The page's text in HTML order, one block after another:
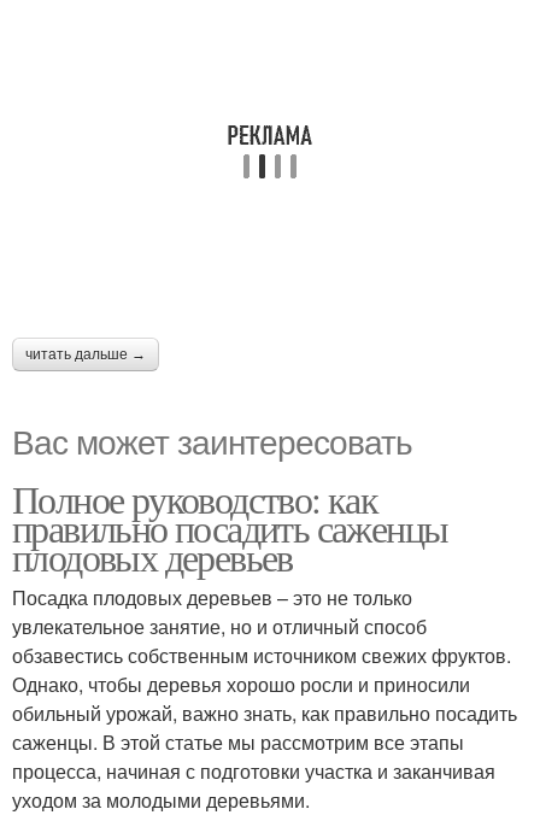
читать дальше →
Вас может заинтересовать
Полное руководство: как
правильно посадить саженцы
плодовых деревьев
Посадка плодовых деревьев – это не только
увлекательное занятие, но и отличный способ
обзавестись собственным источником свежих фруктов.
Однако, чтобы деревья хорошо росли и приносили
обильный урожай, важно знать, как правильно посадить
саженцы. В этой статье мы рассмотрим все этапы
процесса, начиная с подготовки участка и заканчивая
уходом за молодыми деревьями.